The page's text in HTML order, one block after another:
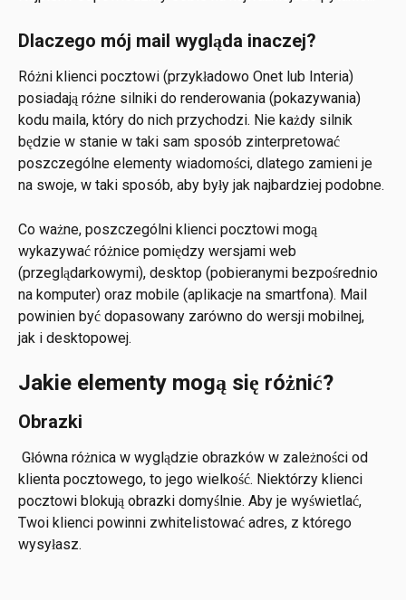
Dlaczego mój mail wygląda inaczej?
Różni klienci pocztowi (przykładowo Onet lub Interia)
posiadają różne silniki do renderowania (pokazywania)
kodu maila, który do nich przychodzi. Nie każdy silnik
będzie w stanie w taki sam sposób zinterpretować
poszczególne elementy wiadomości, dlatego zamieni je
na swoje, w taki sposób, aby były jak najbardziej podobne.
Co ważne, poszczególni klienci pocztowi mogą
wykazywać różnice pomiędzy wersjami web
(przeglądarkowymi), desktop (pobieranymi bezpośrednio
na komputer) oraz mobile (aplikacje na smartfona). Mail
powinien być dopasowany zarówno do wersji mobilnej,
jak i desktopowej.
Jakie elementy mogą się różnić?
Obrazki
klienta pocztowego, to jego wielkość. Niektórzy klienci
pocztowi blokują obrazki domyślnie. Aby je wyświetlać,
Twoi klienci powinni zwhitelistować adres, z którego
wysyłasz.